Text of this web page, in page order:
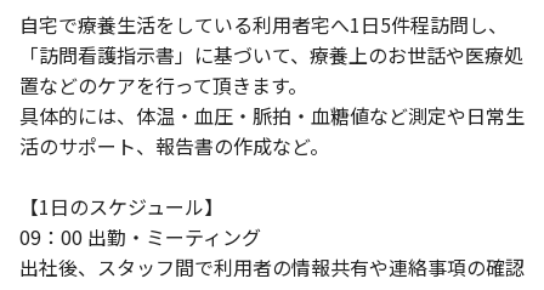
自宅で療養生活をしている利用者宅へ1日5件程訪問し、
「訪問看護指示書」に基づいて、療養上のお世話や医療処
置などのケアを行って頂きます。
具体的には、体温・血圧・脈拍・血糖値など測定や日常生
活のサポート、報告書の作成など。
【1日のスケジュール】
09：00 出勤・ミーティング
出社後、スタッフ間で利用者の情報共有や連絡事項の確認